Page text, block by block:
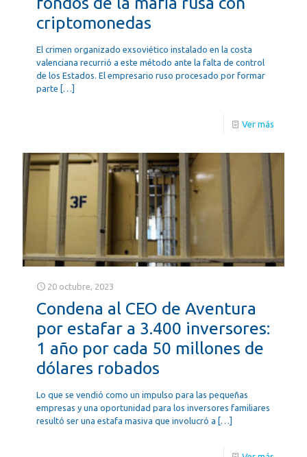
criptomonedas
El crimen organizado exsoviético instalado en la costa
valenciana recurrió a este método ante la falta de control
de los Estados. El empresario ruso procesado por formar
parte […]
Ver más
20 octubre, 2023
Condena al CEO de Aventura
por estafar a 3.400 inversores:
1 año por cada 50 millones de
dólares robados
Lo que se vendió como un impulso para las pequeñas
empresas y una oportunidad para los inversores familiares
resultó ser una estafa masiva que involucró a […]